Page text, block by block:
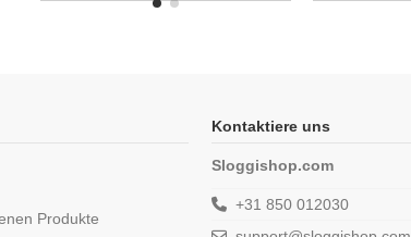
Produkte
Kontaktiere uns
Sloggishop.com
+31 850 012030